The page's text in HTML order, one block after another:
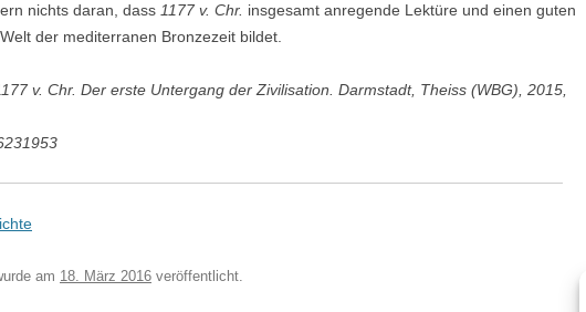
nichts daran, dass 1177 v. Chr. insgesamt anregende Lektüre und einen guten
der mediterranen Bronzezeit bildet.
v. Chr. Der erste Untergang der Zivilisation. Darmstadt, Theiss (WBG), 2015,
am 18. März 2016 veröffentlicht.